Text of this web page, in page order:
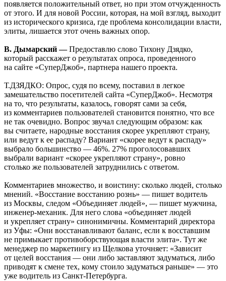
появляется положительный ответ, но при этом отчужденность
от этого. И для новой России, которая, на мой взгляд, выходит
из исторического кризиса, где проблема консолидации власти,
элиты, лишается этот очень важных опор.
В. Дымарский —Предоставлю слово Тихону Дзядко,
который расскажет о результатах опроса, проведенного
на сайте «СуперДжоб», партнера нашего проекта.
Т.ДЗЯДКО: Опрос, судя по всему, поставил в легкое
замешательство посетителей сайта «СуперДжоб». Несмотря
на то, что результаты, казалось, говорят сами за себя,
из комментариев пользователей становится понятно, что все
не так очевидно. Вопрос звучал следующим образом: как
вы считаете, народные восстания скорее укрепляют страну,
или ведут к ее распаду? Вариант «скорее ведут к распаду»
выбрало большинство — 46%. 27% проголосовавших
выбрали вариант «скорее укрепляют страну», ровно
столько же пользователей затруднились с ответом.
Комментариев множество, и воистину: сколько людей, столько
мнений. «Восстание восстанию рознь» — пишет водитель
из Москвы, следом «Объединяет людей», — пишет мужчина,
инженер-механик. Для него слова «объединяет людей
и укрепляет страну» синонимичны. Комментарий директора
из Уфы: «Они восстанавливают баланс, если к восставшим
не примыкает противоборствующая власти элита». Тут же
менеджер по маркетингу из Щелкова уточняет: «Зависит
от целей восстания — они либо заставляют задуматься, либо
приводят к смене тех, кому стоило задуматься раньше» — это
уже водитель из Санкт-Петербурга.